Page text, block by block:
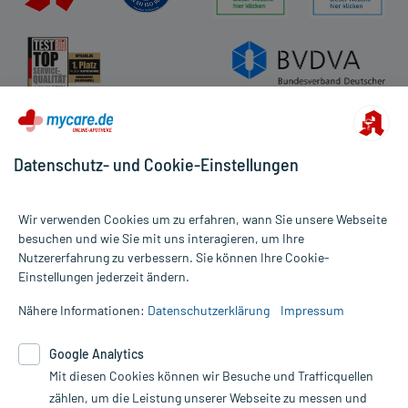
Alle Preise gelten inkl. MwSt., ggf. zzgl. Versandkosten
Informationen auf dieser Website werden ausschließlich für
die Untersuchung und Behandlung durch einen Arzt. Bitte
Therapien eingeleitet werden können. | Diese Webseite benutzt
Google Analytics. Lesen Sie bitte dazu die wichtigen Hinweise in
unserer Datenschutzerklärung. Für den Widerruf einer Bestellung
Datenschutz- und Cookie-Einstellungen
Wir verwenden Cookies um zu erfahren, wann Sie unsere Webseite
besuchen und wie Sie mit uns interagieren, um Ihre
Nutzererfahrung zu verbessern. Sie können Ihre Cookie-
Einstellungen jederzeit ändern.
Nähere Informationen: Datenschutzerklärung Impressum
Google Analytics
Mit diesen Cookies können wir Besuche und Trafficquellen
zählen, um die Leistung unserer Webseite zu messen und